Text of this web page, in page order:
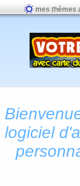
mes thèmes
logiciel